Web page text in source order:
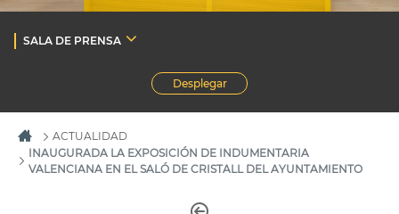
SALA DE PRENSA
Desplegar
ACTUALIDAD
INAUGURADA LA EXPOSICIÓN DE INDUMENTARIA
VALENCIANA EN EL SALÓ DE CRISTALL DEL AYUNTAMIENTO